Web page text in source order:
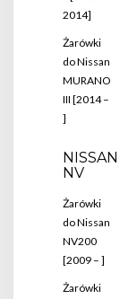
2014]
Żarówki
do Nissan
MURANO
III [2014 –
]
NISSAN
NV
Żarówki
do Nissan
NV200
[2009 – ]
Żarówki